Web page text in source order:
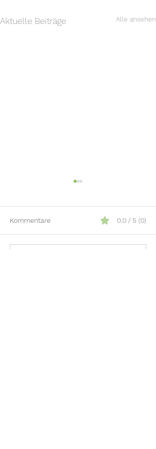
Aktuelle Beiträge Alle ansehen
Kommentare 0.0 / 5 (0)